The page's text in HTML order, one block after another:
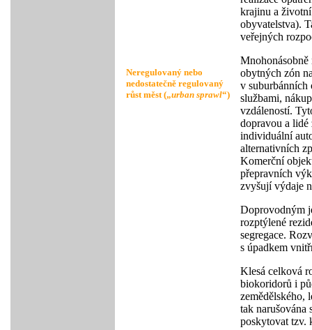
Neregulovaný nebo
nedostatečně regulovaný
růst měst („urban sprawl“)
krajinu a
obyvatelstva).
veřejných
Mnohonásobně
obytných zón
v suburbánních
službami,
vzdáleností.
dopravou a
individuální
alternativních
Komerční
přepravních
zvyšují výdaje
Doprovodným
rozptýlené
segregace.
s úpadkem
Klesá celková
biokoridorů i
zemědělského,
tak narušována
poskytovat tzv.